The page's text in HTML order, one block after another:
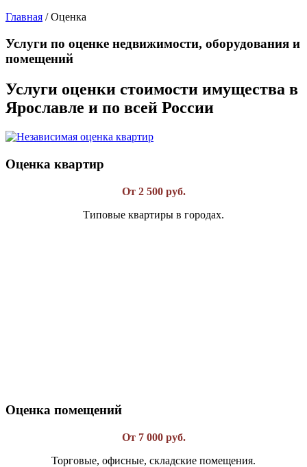
Главная /Оценка
Услуги по оценке недвижимости, оборудования и
помещений
Услуги оценки стоимости имущества в
Ярославле и по всей России
Оценка квартир
От 2 500 руб.
Типовые квартиры в городах.
Оценка помещений
От 7 000 руб.
Торговые, офисные, складские помещения.